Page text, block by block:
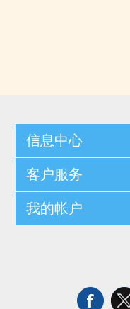
信息中心
客户服务
我的帐户